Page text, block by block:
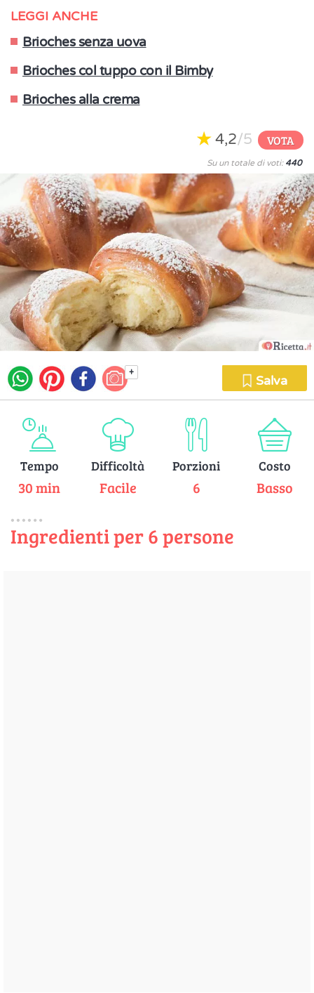
LEGGI ANCHE
Brioches senza uova
Brioches col tuppo con il Bimby
Brioches alla crema
4,2/5 VOTA
Su un totale di voti: 440
+
Salva
Tempo
30 min
Difficoltà
Facile
Porzioni
6
Costo
Basso
Ingredienti per 6 persone